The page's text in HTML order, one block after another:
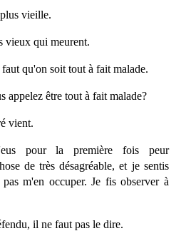
vieille.
qui meurent.
qu'on soit tout à fait malade.
appelez être tout à fait malade?
vient.
pour la première fois peur
de très désagréable, et je sentis
m'en occuper. Je fis observer à
il ne faut pas le dire.